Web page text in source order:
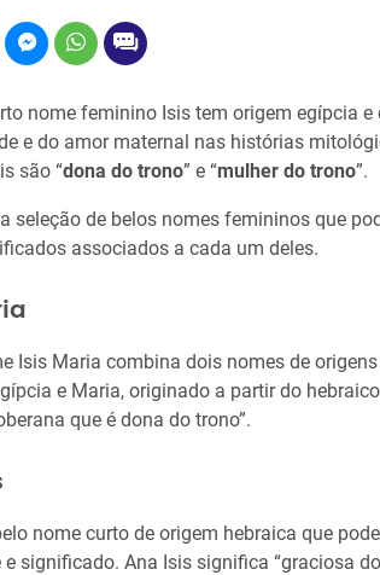
nome feminino Isis tem origem egípcia
e do amor maternal nas histórias
são “dona do trono” e “mulher do trono”.
seleção de belos nomes femininos que
associados a cada um deles.
Isis Maria combina dois nomes de
e Maria, originado a partir do
que é dona do trono”.
nome curto de origem hebraica que
significado. Ana Isis significa “graciosa